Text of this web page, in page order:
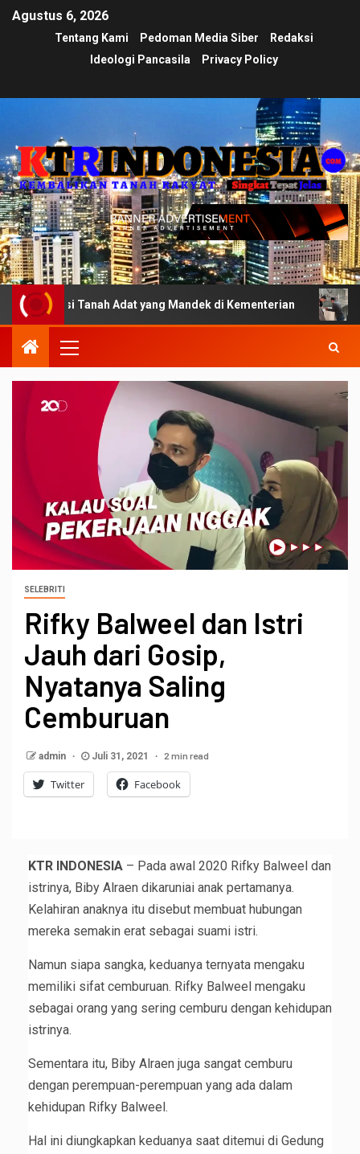
Agustus 6, 2026
Tentang Kami Pedoman Media Siber
Redaksi
Ideologi Pancasila
Privacy Policy
Tanah Adat yang Mandek di Kementerian Ujian
SELEBRITI
Rifky Balweel dan Istri
Jauh dari Gosip,
Nyatanya Saling
Cemburuan
admin Juli 31, 2021 2 min read
Twitter Facebook
KTR INDONESIA – Pada awal 2020 Rifky Balweel dan
istrinya, Biby Alraen dikaruniai anak pertamanya.
Kelahiran anaknya itu disebut membuat hubungan
mereka semakin erat sebagai suami istri.
Namun siapa sangka, keduanya ternyata mengaku
memiliki sifat cemburuan. Rifky Balweel mengaku
sebagai orang yang sering cemburu dengan kehidupan
istrinya.
Sementara itu, Biby Alraen juga sangat cemburu
dengan perempuan-perempuan yang ada dalam
kehidupan Rifky Balweel.
Hal ini diungkapkan keduanya saat ditemui di Gedung